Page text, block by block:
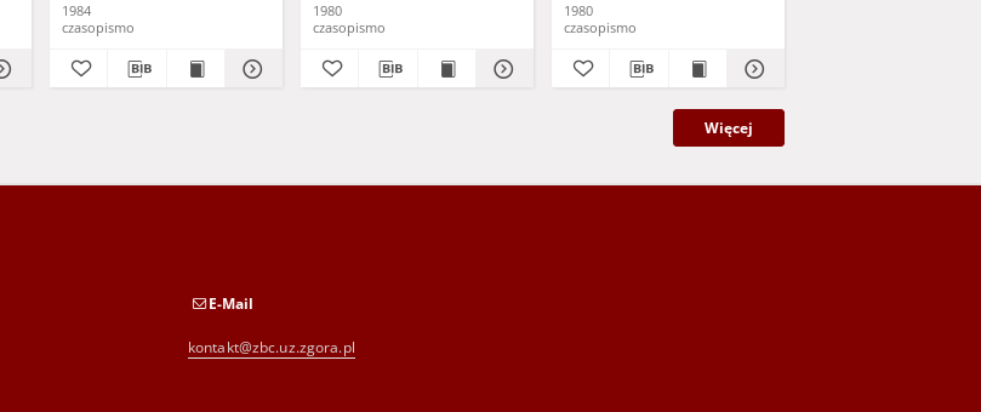
1984
czasopismo
1980
czasopismo
1980
czasopismo
Więcej
E-Mail
kontakt@zbc.uz.zgora.pl